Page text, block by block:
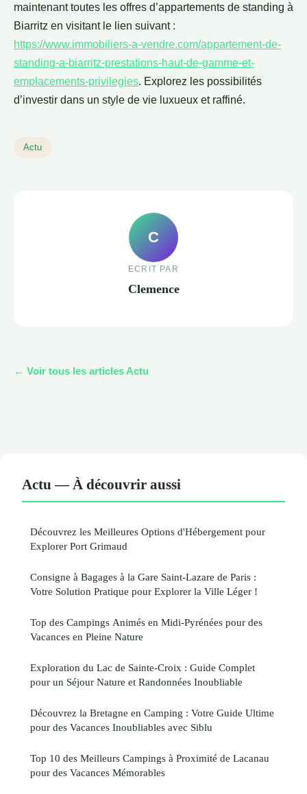
maintenant toutes les offres d’appartements de standing à
Biarritz en visitant le lien suivant :
https://www.immobiliers-a-vendre.com/appartement-de-
standing-a-biarritz-prestations-haut-de-gamme-et-
emplacements-privilegies. Explorez les possibilités
d’investir dans un style de vie luxueux et raffiné.
Actu
C
ECRIT PAR
Clemence
← Voir tous les articles Actu
Actu — À découvrir aussi
Découvrez les Meilleures Options d'Hébergement pour
Explorer Port Grimaud
Consigne à Bagages à la Gare Saint-Lazare de Paris :
Votre Solution Pratique pour Explorer la Ville Léger !
Top des Campings Animés en Midi-Pyrénées pour des
Vacances en Pleine Nature
Exploration du Lac de Sainte-Croix : Guide Complet
pour un Séjour Nature et Randonnées Inoubliable
Découvrez la Bretagne en Camping : Votre Guide Ultime
pour des Vacances Inoubliables avec Siblu
Top 10 des Meilleurs Campings à Proximité de Lacanau
pour des Vacances Mémorables